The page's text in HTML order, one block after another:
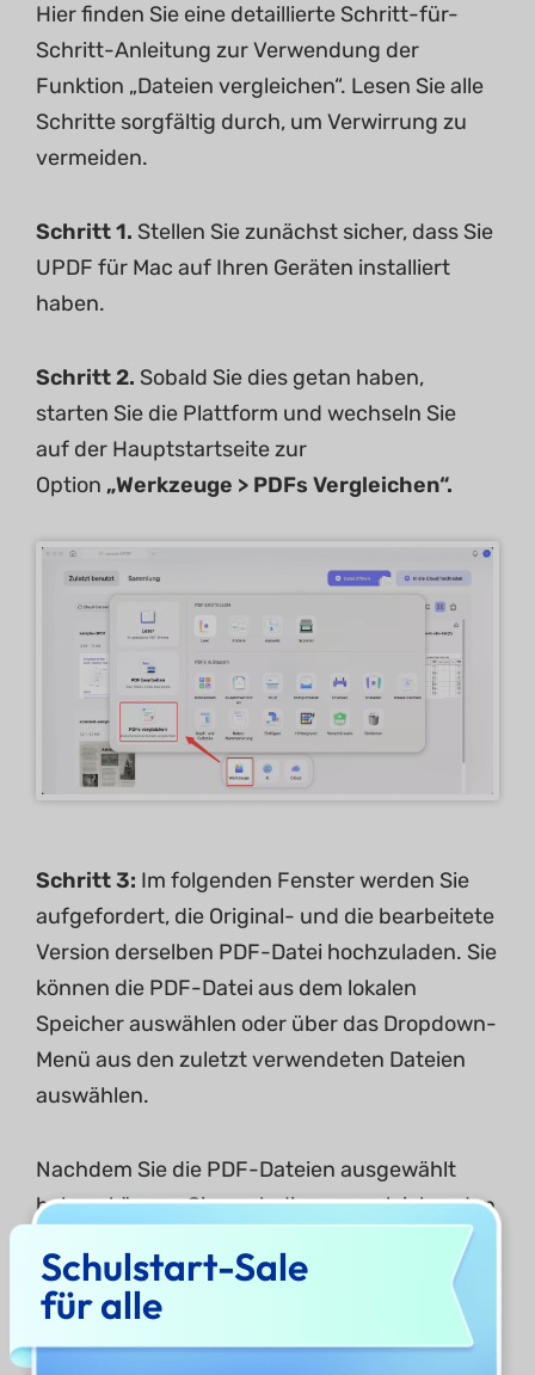
Hier finden Sie eine detaillierte Schritt-für-
Schritt-Anleitung zur Verwendung der
Funktion „Dateien vergleichen“. Lesen Sie alle
Schritte sorgfältig durch, um Verwirrung zu
vermeiden.
Schritt 1. Stellen Sie zunächst sicher, dass Sie
UPDF für Mac auf Ihren Geräten installiert
haben.
Schritt 2. Sobald Sie dies getan haben,
starten Sie die Plattform und wechseln Sie
auf der Hauptstartseite zur
Option „Werkzeuge > PDFs Vergleichen“.
Schritt 3: Im folgenden Fenster werden Sie
aufgefordert, die Original- und die bearbeitete
Version derselben PDF-Datei hochzuladen. Sie
können die PDF-Datei aus dem lokalen
Speicher auswählen oder über das Dropdown-
Menü aus den zuletzt verwendeten Dateien
auswählen.
Nachdem Sie die PDF-Dateien ausgewählt
haben, können Sie auch die zu vergleichenden
Seitenbereiche vergleichen möchten, lassen
Sie sie unverändert.
Schulstart-Sale
für alle